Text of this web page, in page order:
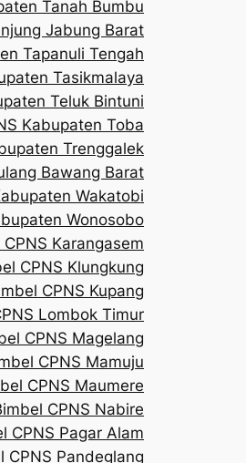
Tanah Bumbu
Jabung Barat
Tapanuli Tengah
Tasikmalaya
Teluk Bintuni
Kabupaten Toba
Trenggalek
Bawang Barat
Wakatobi
Wonosobo
Karangasem
CPNS Klungkung
CPNS Kupang
Lombok Timur
CPNS Magelang
CPNS Mamuju
CPNS Maumere
CPNS Nabire
CPNS Pagar Alam
CPNS Pandeglang